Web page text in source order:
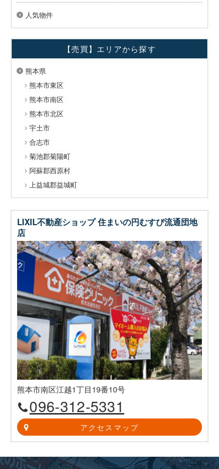
人気物件
【売買】エリアから探す
熊本県
熊本市東区
熊本市南区
熊本市北区
宇土市
合志市
菊池郡菊陽町
阿蘇郡西原村
上益城郡益城町
LIXIL不動産ショップ 住まいの円むすび流通団地
店
熊本市南区江越1丁目19番10号
096-312-5331
アクセスマップ